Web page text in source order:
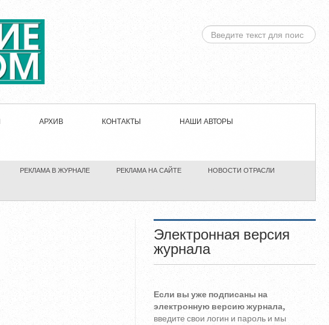
ИСКАТЬ...
АРХИВ КОНТАКТЫ НАШИ АВТОРЫ
РЕКЛАМА В ЖУРНАЛЕ РЕКЛАМА НА САЙТЕ НОВОСТИ ОТРАСЛИ
Электронная версия
журнала
Если вы уже подписаны на
электронную версию журнала,
введите свои логин и пароль и мы